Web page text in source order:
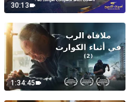
30:13
1:34:45